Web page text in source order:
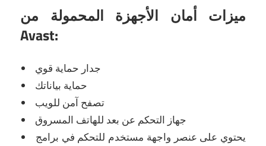
ميزات أمان الأجهزة المحمولة من
Avast:
جدار حماية قوي
حماية بياناتك
تصفح آمن للويب
جهاز التحكم عن بعد للهاتف المسروق